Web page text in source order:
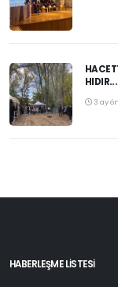
HIDIR...
3 ay
HABERLEŞME LİSTESİ